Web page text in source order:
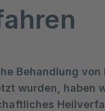
Behandlung
wurden, haben